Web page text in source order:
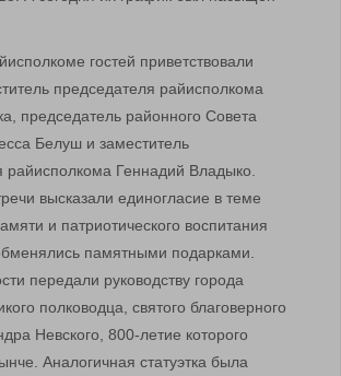
гостей приветствовали
председателя райисполкома
председатель районного Совета
Белуш и заместитель
райисполкома Геннадий Владыко.
высказали единогласие в теме
и патриотического воспитания
памятными подарками.
передали руководству города
полководца, святого благоверного
Невского, 800-летие которого
Аналогичная статуэтка была